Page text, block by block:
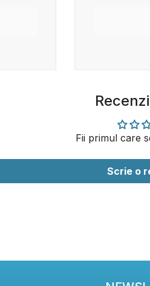
Fii primul care
Scrie o